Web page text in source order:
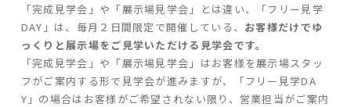
- 高断熱性能
- 高耐震性能
- 高耐久性能
- 保証
「完成見学会」や「展示場見学会」とは違い、「フリー見学
DAY」は、毎月２日間限定で開催している、 お客様だけでゆ
っくりと展示場をご見学いただける見学会です。
「完成見学会」や「展示場見学会」はお客様を展示場スタッ
フがご案内する形で見学会が進みますが、「フリー見学DA
Y」の場合はお客様がご希望されない限り、営業担当がご案内